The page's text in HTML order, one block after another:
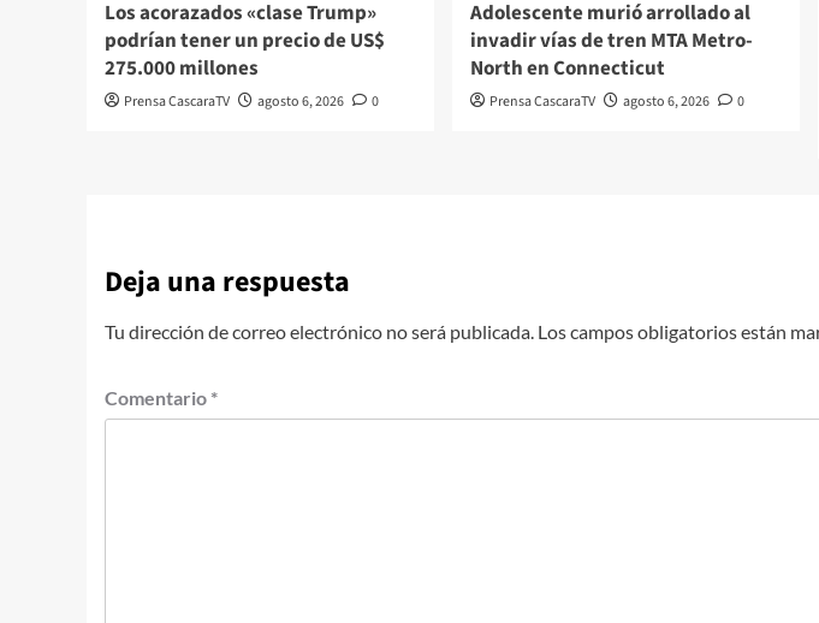
Los acorazados «clase Trump»
podrían tener un precio de US$
275.000 millones
Prensa CascaraTV agosto 6, 2026 0
Adolescente murió arrollado al
invadir vías de tren MTA Metro-
North en Connecticut
Prensa CascaraTV agosto 6, 2026 0
Deja una respuesta
Tu dirección de correo electrónico no será publicada. Los campos obligatorios están
Comentario *